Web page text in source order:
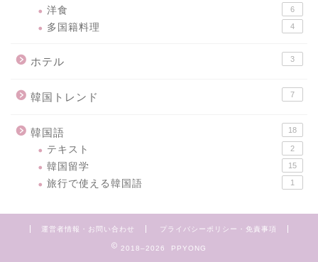
洋食 6
多国籍料理 4
ホテル 3
韓国トレンド 7
韓国語 18
テキスト 2
韓国留学 15
旅行で使える韓国語 1
運営者情報・お問い合わせ プライバシーポリシー・免責事項
2018–2026 PPYONG